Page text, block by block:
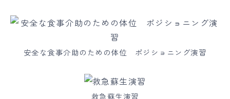
安全な食事介助のための体位 ポジショニング演習
救急蘇生演習